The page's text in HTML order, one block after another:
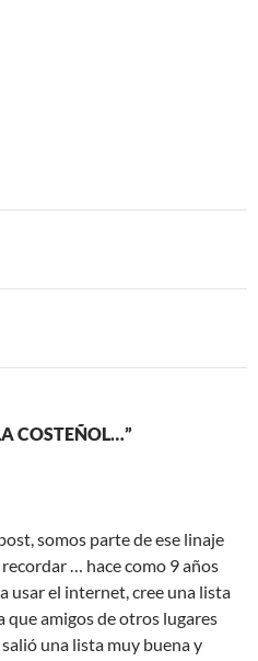
COSTEÑOL…”
somos parte de ese linaje
… hace como 9 años
usar el internet, cree una lista
que amigos de otros lugares
una lista muy buena y